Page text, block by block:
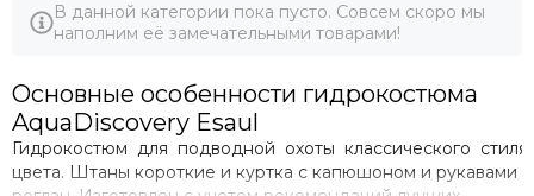
Гидрокостюмы Аквадискавери
Гидрокостюм Epsealon
Аксессуары для гидрокостюмов
Разгрузочные жилеты для подводной охоты
Гидрокостюмы Cressi
Поддевки | Майки | Шорты
В данной категории пока пусто. Совсем скоро мы
наполним её замечательными товарами!
Основные особенности гидрокостюма
AquaDiscovery Esaul
Гидрокостюм для подводной охоты классического стиля
цвета. Штаны короткие и куртка с капюшоном и рукавами